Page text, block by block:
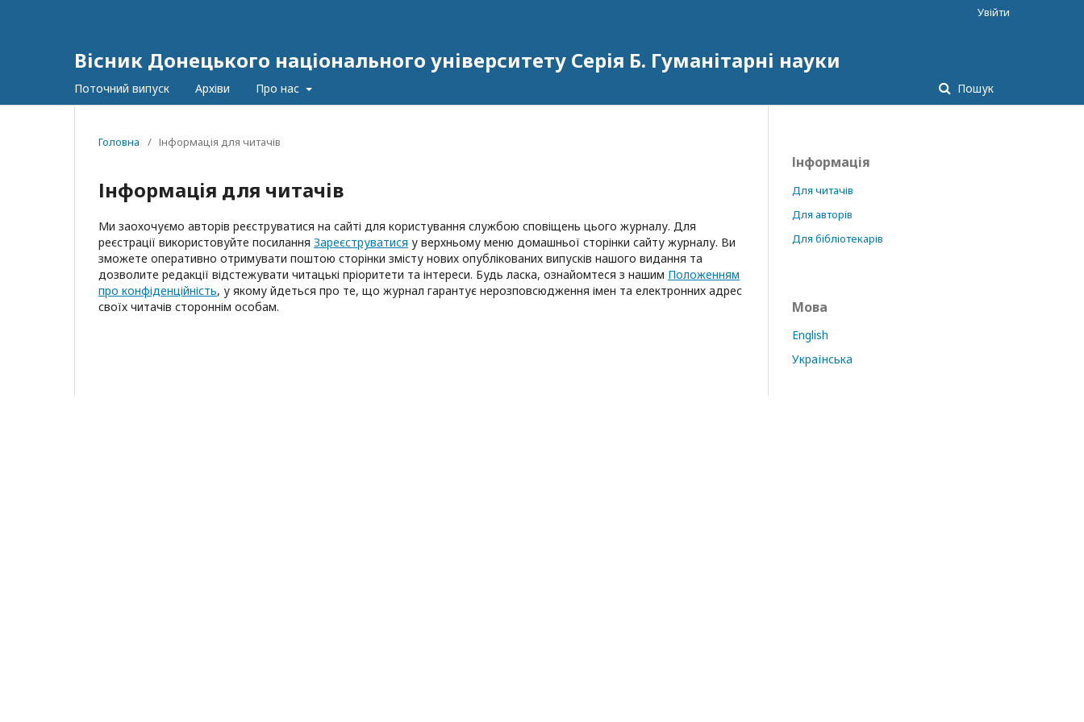
Вісник Донецького національного університету Серія Б. Гуманітарні науки
Поточний випуск Архіви Про нас Пошук
Увійти
Головна / Інформація для читачів
Інформація для читачів
Ми заохочуємо авторів реєструватися на сайті для користування службою сповіщень цього журналу. Для
реєстрації використовуйте посилання Зареєструватися у верхньому меню домашньої сторінки сайту журналу. Ви
зможете оперативно отримувати поштою сторінки змісту нових опублікованих випусків нашого видання та
дозволите редакції відстежувати читацькі пріоритети та інтереси. Будь ласка, ознайомтеся з нашим Положенням
про конфіденційність, у якому йдеться про те, що журнал гарантує нерозповсюдження імен та електронних адрес
своїх читачів стороннім особам.
Інформація
Для читачів
Для авторів
Для бібліотекарів
Мова
English
Українська